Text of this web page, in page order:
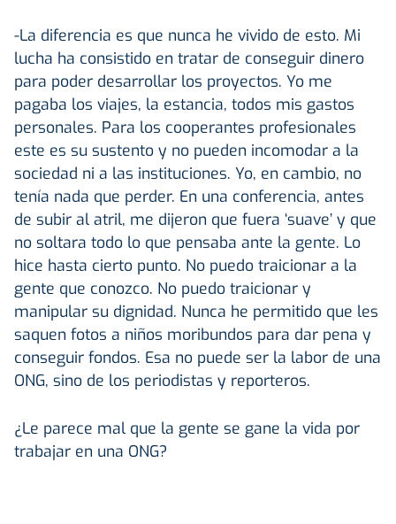
-La diferencia es que nunca he vivido de esto. Mi
lucha ha consistido en tratar de conseguir dinero
para poder desarrollar los proyectos. Yo me
pagaba los viajes, la estancia, todos mis gastos
personales. Para los cooperantes profesionales
este es su sustento y no pueden incomodar a la
sociedad ni a las instituciones. Yo, en cambio, no
tenía nada que perder. En una conferencia, antes
de subir al atril, me dijeron que fuera ‘suave’ y que
no soltara todo lo que pensaba ante la gente. Lo
hice hasta cierto punto. No puedo traicionar a la
gente que conozco. No puedo traicionar y
manipular su dignidad. Nunca he permitido que les
saquen fotos a niños moribundos para dar pena y
conseguir fondos. Esa no puede ser la labor de una
ONG, sino de los periodistas y reporteros.
¿Le parece mal que la gente se gane la vida por
trabajar en una ONG?